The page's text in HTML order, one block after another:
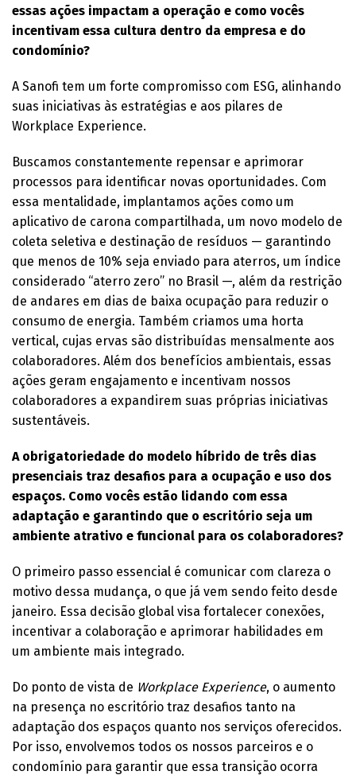
essas ações impactam a operação e como vocês
incentivam essa cultura dentro da empresa e do
condomínio?
A Sanofi tem um forte compromisso com ESG, alinhando
suas iniciativas às estratégias e aos pilares de
Workplace Experience.
Buscamos constantemente repensar e aprimorar
processos para identificar novas oportunidades. Com
essa mentalidade, implantamos ações como um
aplicativo de carona compartilhada, um novo modelo de
coleta seletiva e destinação de resíduos — garantindo
que menos de 10% seja enviado para aterros, um índice
considerado “aterro zero” no Brasil —, além da restrição
de andares em dias de baixa ocupação para reduzir o
consumo de energia. Também criamos uma horta
vertical, cujas ervas são distribuídas mensalmente aos
colaboradores. Além dos benefícios ambientais, essas
ações geram engajamento e incentivam nossos
colaboradores a expandirem suas próprias iniciativas
sustentáveis.
A obrigatoriedade do modelo híbrido de três dias
presenciais traz desafios para a ocupação e uso dos
espaços. Como vocês estão lidando com essa
adaptação e garantindo que o escritório seja um
ambiente atrativo e funcional para os colaboradores?
O primeiro passo essencial é comunicar com clareza o
motivo dessa mudança, o que já vem sendo feito desde
janeiro. Essa decisão global visa fortalecer conexões,
incentivar a colaboração e aprimorar habilidades em
um ambiente mais integrado.
Do ponto de vista de Workplace Experience, o aumento
na presença no escritório traz desafios tanto na
adaptação dos espaços quanto nos serviços oferecidos.
Por isso, envolvemos todos os nossos parceiros e o
condomínio para garantir que essa transição ocorra